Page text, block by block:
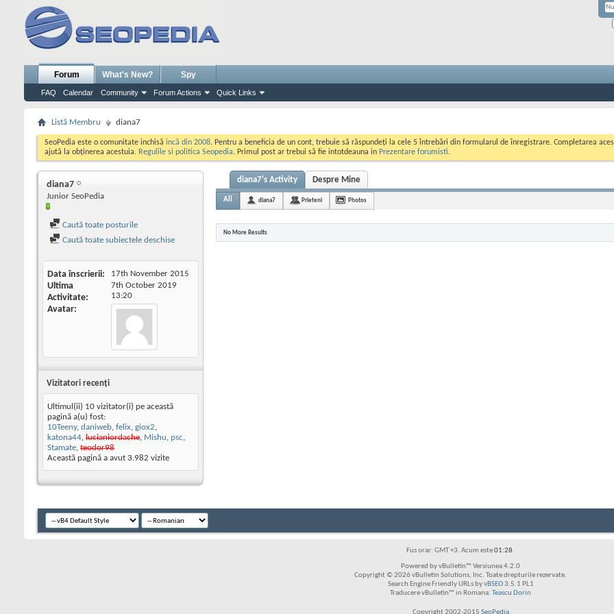
Forum
FAQ Calendar Community Forum Actions Quick Links
What's New? Spy
Listă Membru diana7
SeoPedia este o comunitate inchisă incă din 2008. Pentru a beneficia de un cont, trebuie să răspundeți la cele 5 întrebări din formularul de înregistrare. Completarea
ajută la obținerea acestuia. Regulile si politica Seopedia. Primul post ar trebui să fie intotdeauna in Prezentare forumisti.
diana7
Junior SeoPedia
Caută toate posturile
Caută toate subiectele deschise
Data înscrierii 17th November 2015
Ultima
Activitate
7th October 2019
13:20
Avatar
Vizitatori recenţi
Ultimul(ii) 10 vizitator(i) pe această
pagină a(u) fost:
10Teeny, daniweb, felix, giox2,
katona44, lucianiordache, Mishu, psc,
Stamate, teodor98
Această pagină a avut 3.982 vizite
diana7's Activity Despre Mine
All diana7 Prieteni Photos
No More Results
Fus orar: GMT +3. Acum este01:28.
Powered by vBulletin™ Versiunea 4.2.0
Copyright © 2026 vBulletin Solutions, Inc. Toate drepturile rezervate.
Search Engine Friendly URLs byvBSEO3.5.1 PL1
Traducere vBulletin™ in Romana: Teascu Dorin
Copyright 2002-2015 SeoPedia